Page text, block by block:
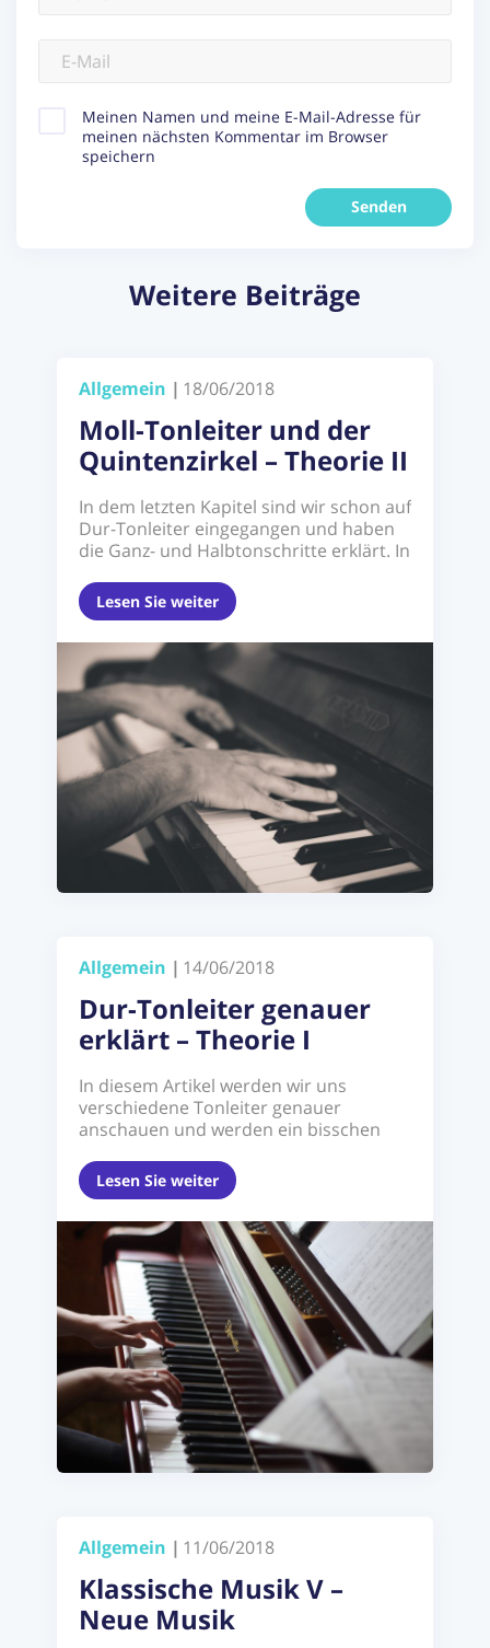
Meinen Namen und meine E-Mail-Adresse für
meinen nächsten Kommentar im Browser
speichern
Weitere Beiträge
Allgemein | 18/06/2018
Moll-Tonleiter und der
Quintenzirkel – Theorie II
In dem letzten Kapitel sind wir schon auf
Dur-Tonleiter eingegangen und haben
die Ganz- und Halbtonschritte erklärt. In
Lesen Sie weiter
Allgemein | 14/06/2018
Dur-Tonleiter genauer
erklärt – Theorie I
In diesem Artikel werden wir uns
verschiedene Tonleiter genauer
anschauen und werden ein bisschen
Lesen Sie weiter
Allgemein | 11/06/2018
Klassische Musik V –
Neue Musik